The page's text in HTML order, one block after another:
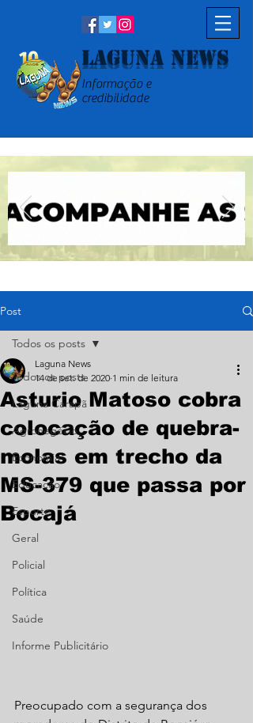
Laguna News
Informação e
credibilidade
Post
Todos os posts
Laguna Carapã
Agronegócio
Economia
Educação
Esporte
Geral
Policial
Política
Saúde
Informe Publicitário
Todos os posts
Asturio Matoso cobra
colocação de quebra-
molas em trecho da
MS-379 que passa por
Bocajá
Laguna News
14 de set. de 2020 1 min de leitura
Preocupado com a segurança dos